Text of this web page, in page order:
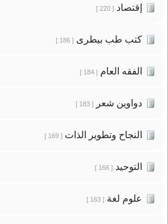
إقتصاد[ 220 ]
كتب طب بيطرى[ 186 ]
الفقه العام[ 184 ]
دواوين شعر[ 183 ]
النجاح وتطوير الذات[ 169 ]
التوحيد[ 166 ]
علوم لغة[ 163 ]